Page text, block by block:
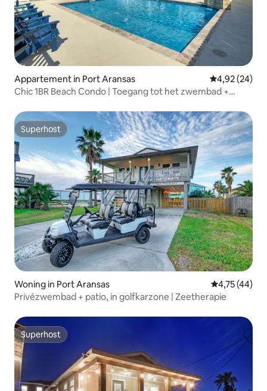
Appartement in Port Aransas Gemiddelde
4,92 (24)
Chic 1BR Beach Condo | Toegang tot het zwembad +
Superhost
Superhost
Woning in Port Aransas Gemiddelde
4,75 (44)
Privézwembad + patio, in golfkarzone | Zeetherapie
Superhost
Superhost